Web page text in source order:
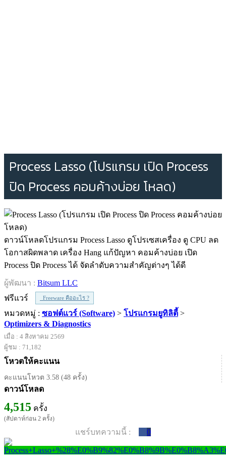
Process Lasso (โปรแกรม เปิด Process
ปิด Process คอมค้างบ่อย โหลด)
ดาวน์โหลดโปรแกรม Process Lasso ดูโปรเซสเครื่อง ดู CPU ลด
โอกาสผิดพลาด เครื่อง Hang แก้ปัญหา คอมค้างบ่อย เปิด
Process ปิด Process ได้ จัดลำดับความสำคัญต่างๆ ได้ดี
ผู้พัฒนา : Bitsum LLC
ฟรีแวร์
Freeware คืออะไร ?
หมวดหมู่ : ซอฟต์แวร์ (Software) > โปรแกรมยูทิลิตี้ >
Optimizers & Diagnostics
เมื่อ : 4 สิงหาคม 2569
ผู้ชม : 71,182
โหวตให้คะแนน
คะแนนโหวต 3.58 (48 ครั้ง)
ดาวน์โหลด
4,515 ครั้ง
(สัปดาห์ก่อน 2 ครั้ง)
แชร์บทความนี้ : 0